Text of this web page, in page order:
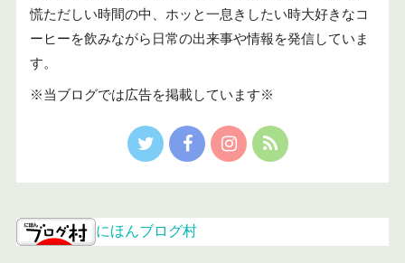
慌ただしい時間の中、ホッと一息きしたい時大好きなコ
ーヒーを飲みながら日常の出来事や情報を発信していま
す。
※当ブログでは広告を掲載しています※
にほんブログ村